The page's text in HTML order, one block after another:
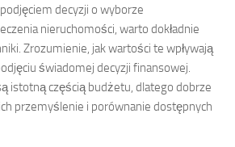
decyzji o wyborze
nieruchomości, warto dokładnie
Zrozumienie, jak wartości te wpływają
świadomej decyzji finansowej.
istotną częścią budżetu, dlatego dobrze
przemyślenie i porównanie dostępnych